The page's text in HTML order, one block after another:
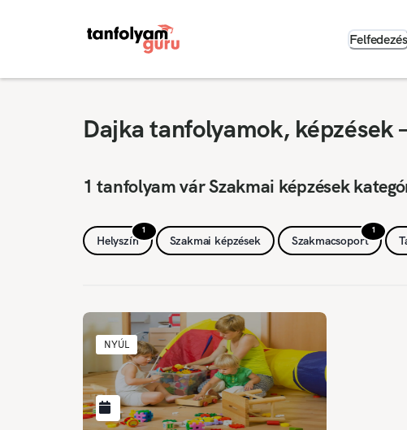
Felfedezés
Dajka tanfolyamok, képzések
1 tanfolyam vár Szakmai képzések
1
Helyszín Szakmai képzések
1
Szakmacsoport
NYÚL